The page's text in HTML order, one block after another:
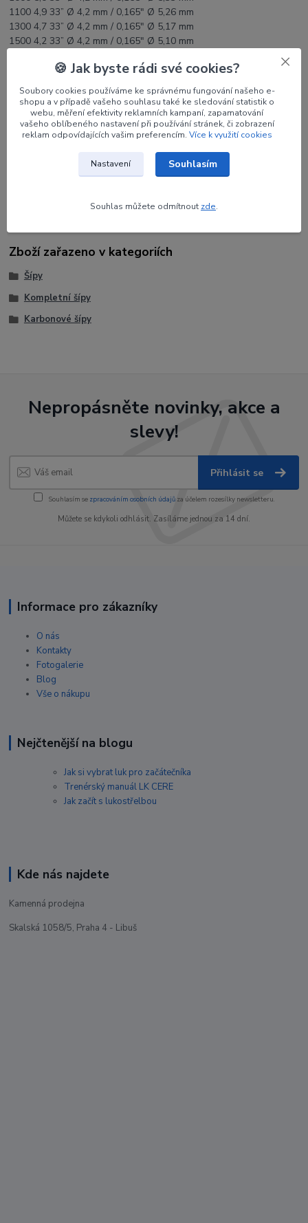
1100 4,9 33” Ø 4,2 mm / 0,165" Ø 5,26 mm
1300 4,7 33” Ø 4,2 mm / 0,165" Ø 5,17 mm
1500 4,2 33” Ø 4,2 mm / 0,165" Ø 5,10 mm
Parametry
CROSS-X
800
Zboží zařazeno v kategoriích
Šípy
Kompletní šípy
Karbonové šípy
Nepropásněte novinky, akce a
slevy!
Přihlásit se
Souhlasím se zpracováním osobních údajůza účelem rozesílky newsletteru.
Můžete se kdykoli odhlásit. Zasíláme jednou za 14 dní.
Informace pro zákazníky
O nás
Kontakty
Fotogalerie
Blog
Vše o nákupu
Nejčtenější na blogu
Jak si vybrat luk pro začátečníka
Trenérský manuál LK CERE
Jak začít s lukostřelbou
Kde nás najdete
Kamenná prodejna
Skalská 1058/5, Praha 4 - Libuš
🍪 Jak byste rádi své cookies?
Soubory cookies používáme ke správnému fungování našeho e-
shopu a v případě vašeho souhlasu také ke sledování statistik o
webu, měření efektivity reklamních kampaní, zapamatování
vašeho oblíbeného nastavení při používání stránek, či zobrazení
reklam odpovídajících vašim preferencím. Více k využití cookies
Nastavení Souhlasím
Souhlas můžete odmítnout zde.